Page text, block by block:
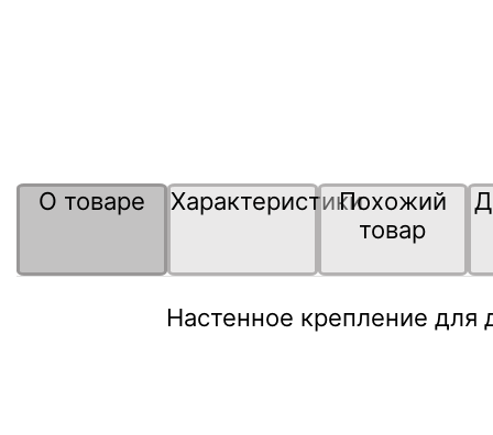
О товаре ХарактеристикиПохожий
товар
Настенное крепление